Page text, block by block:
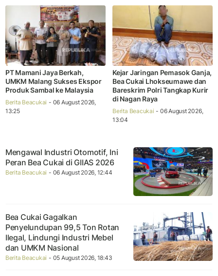
PT Mamani Jaya Berkah,
UMKM Malang Sukses Ekspor
Produk Sambal ke Malaysia
Berita Beacukai - 06 August 2026,
13:25
Kejar Jaringan Pemasok Ganja,
Bea Cukai Lhokseumawe dan
Bareskrim Polri Tangkap Kurir
di Nagan Raya
Berita Beacukai - 06 August 2026,
13:04
Mengawal Industri Otomotif, Ini
Peran Bea Cukai di GIIAS 2026
Berita Beacukai - 06 August 2026, 12:44
Bea Cukai Gagalkan
Penyelundupan 99,5 Ton Rotan
Ilegal, Lindungi Industri Mebel
dan UMKM Nasional
Berita Beacukai - 05 August 2026, 18:43